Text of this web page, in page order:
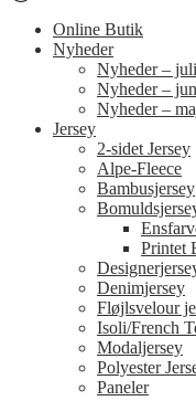
Online Butik
Nyheder
Nyheder – juli
Nyheder –
Nyheder –
Jersey
2-sidet Jersey
Alpe-Fleece
Bambusjersey
Printet
Denimjersey
Fløjlsvelour
Isoli/French
Modaljersey
Polyester
Paneler